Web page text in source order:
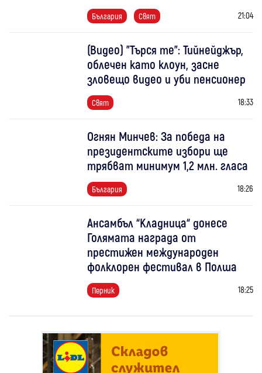
България Свят 21:04
(Видео) "Търся те": Тийнейджър,
облечен като клоун, засне
зловещо видео и уби пенсионер
Свят 18:33
Огнян Минчев: За победа на
президентските избори ще
трябват минимум 1,2 млн. гласа
България 18:26
Ансамбъл “Кладница“ донесе
Голямата награда от
престижен международен
фолклорен фестивал в Полша
Перник 18:25